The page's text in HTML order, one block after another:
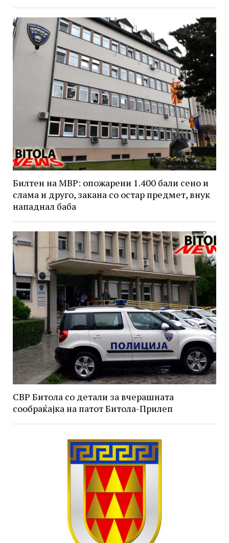
Билтен на МВР: опожарени 1.400 бали сено и
слама и друго, закана со остар предмет, внук
нападнал баба
СВР Битола со детали за вчерашната
сообраќајка на патот Битола-Прилеп